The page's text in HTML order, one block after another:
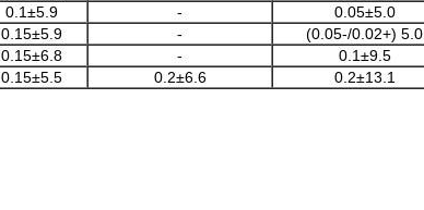
0.05±5.0
-
0.1±5.9
5.0 (+0.02/-0.05)
-
0.15±5.9
0.1±9.5
-
0.15±6.8
0.2±13.1
0.2±6.6
0.15±5.5